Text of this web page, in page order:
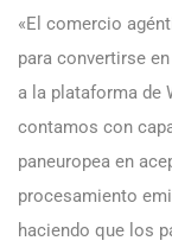
«El comercio
para convertirse
a la plataforma de
contamos con
paneuropea en
procesamiento
haciendo que los